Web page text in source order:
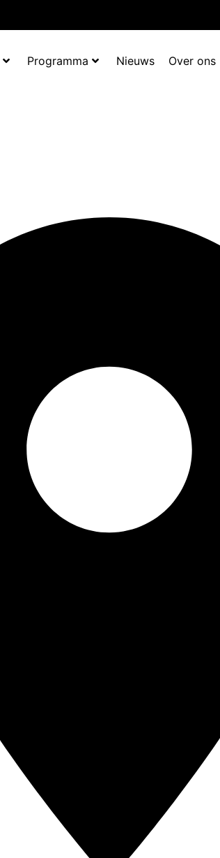
Programma Nieuws Over ons